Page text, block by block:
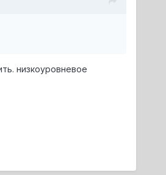
низкоуровневое